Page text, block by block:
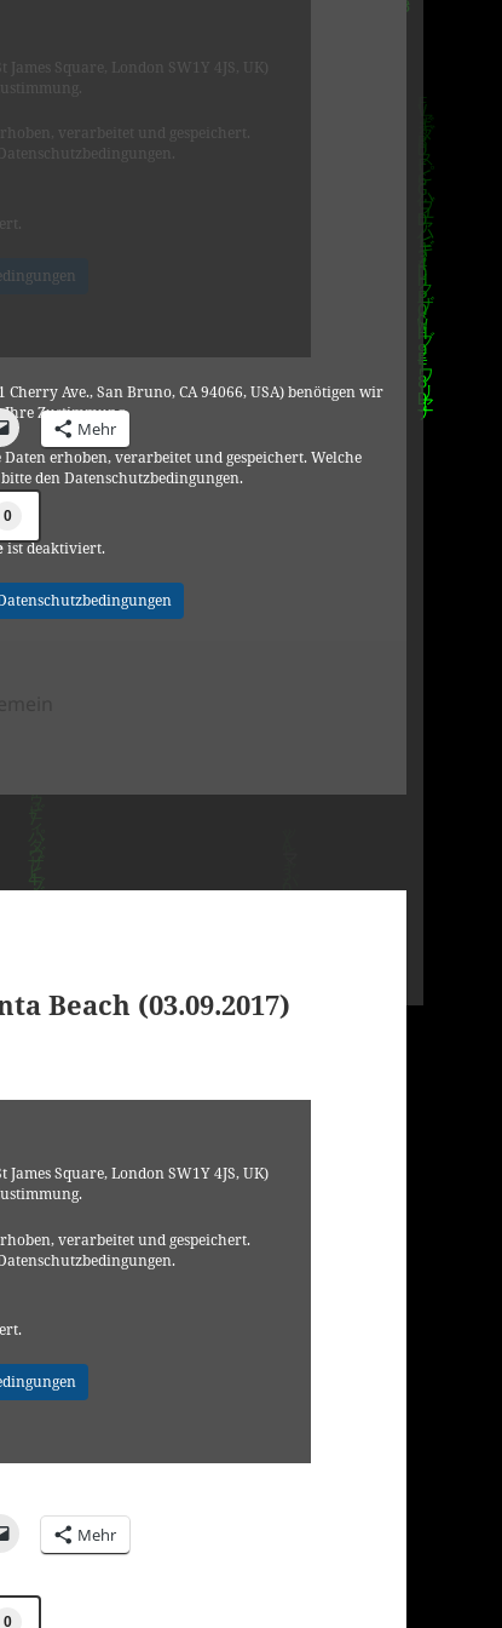
Ave., San Bruno, CA 94066, USA) benötigen wir
Ihre Zustimmung.
Daten erhoben, verarbeitet und gespeichert. Welche
den Datenschutzbedingungen.
ist deaktiviert.
Square, London SW1Y 4JS, UK)
verarbeitet und gespeichert.
Mehr
0
Beach (03.09.2017)
Square, London SW1Y 4JS, UK)
verarbeitet und gespeichert.
Mehr
0